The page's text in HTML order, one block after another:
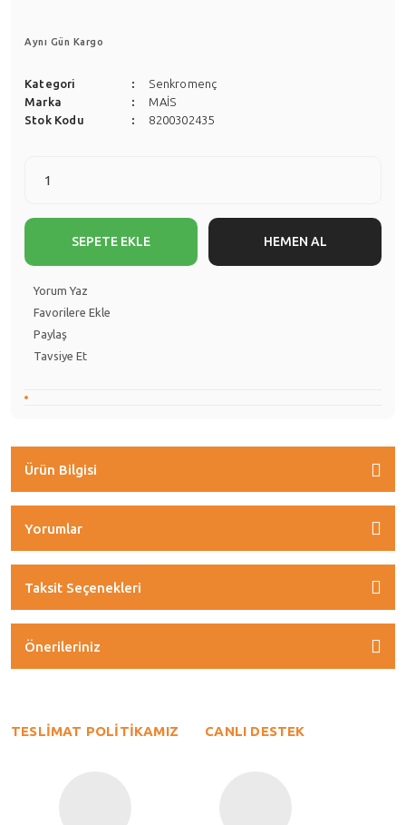
Aynı Gün Kargo
Kategori
Senkromenç
Marka
MAİS
Stok Kodu
8200302435
SEPETE EKLE HEMEN AL
Yorum Yaz
Paylaş
Tavsiye Et
Ürün Bilgisi
Yorumlar
Taksit Seçenekleri
Önerileriniz
TESLİMAT POLİTİKAMIZ CANLI DESTEK